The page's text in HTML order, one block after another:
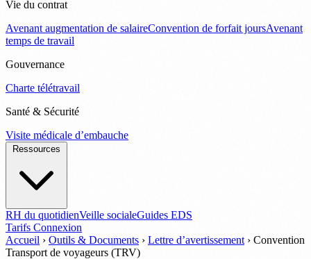
Vie du contrat
Avenant augmentation de salaireConvention de forfait joursAvenant
temps de travail
Gouvernance
Charte télétravail
Santé & Sécurité
Visite médicale d’embauche
RH du quotidienVeille socialeGuides EDS
Tarifs Connexion
Accueil › Outils & Documents › Lettre d’avertissement › Convention
Transport de voyageurs (TRV)